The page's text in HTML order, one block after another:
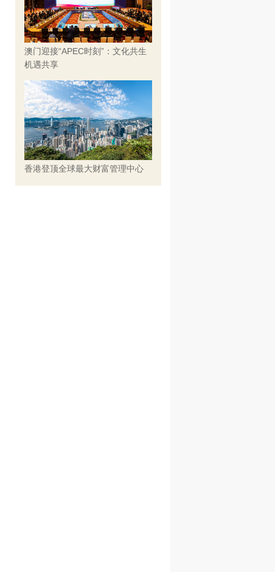
澳门迎接“APEC时刻”：文化共生
机遇共享
香港登顶全球最大财富管理中心